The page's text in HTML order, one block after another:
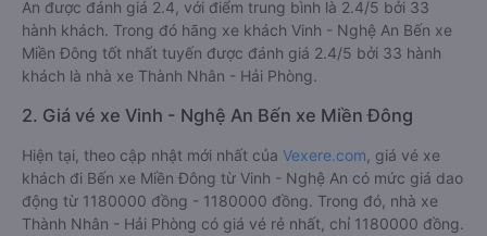
An được đánh giá 2.4, với điểm trung bình là 2.4/5 bởi 33
hành khách. Trong đó hãng xe khách Vinh - Nghệ An Bến xe
Miền Đông tốt nhất tuyến được đánh giá 2.4/5 bởi 33 hành
khách là nhà xe Thành Nhân - Hải Phòng.
2. Giá vé xe Vinh - Nghệ An Bến xe Miền Đông
Hiện tại, theo cập nhật mới nhất của Vexere.com , giá vé xe
khách đi Bến xe Miền Đông từ Vinh - Nghệ An có mức giá dao
động từ 1180000 đồng - 1180000 đồng. Trong đó, nhà xe
Thành Nhân - Hải Phòng có giá vé rẻ nhất, chỉ 1180000 đồng.